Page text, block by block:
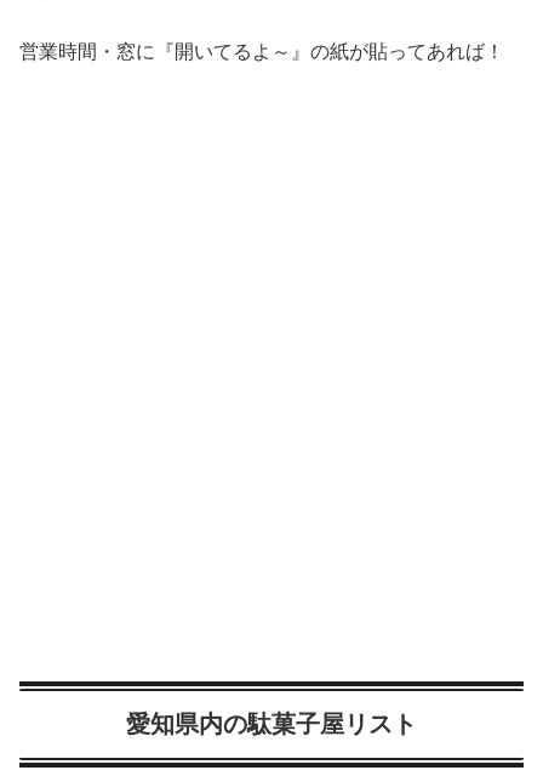
営業時間・窓に『開いてるよ～』の紙が貼ってあれば！
愛知県内の駄菓子屋リスト